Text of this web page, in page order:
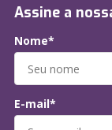
Assine a
Nome*
E-mail*